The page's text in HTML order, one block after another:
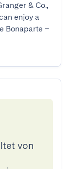
& Co.,
enjoy a
Bonaparte –
von